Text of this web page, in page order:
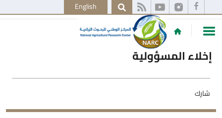
English
إخلاء المسؤولية
شارك